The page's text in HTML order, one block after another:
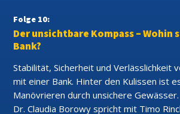
Folge 10:
Der unsichtbare Kompass – Wohin
Bank?
Stabilität, Sicherheit und Verlässlichkeit
mit einer Bank. Hinter den Kulissen ist
Manövrieren durch unsichere
Dr. Claudia Borowy spricht mit Timo